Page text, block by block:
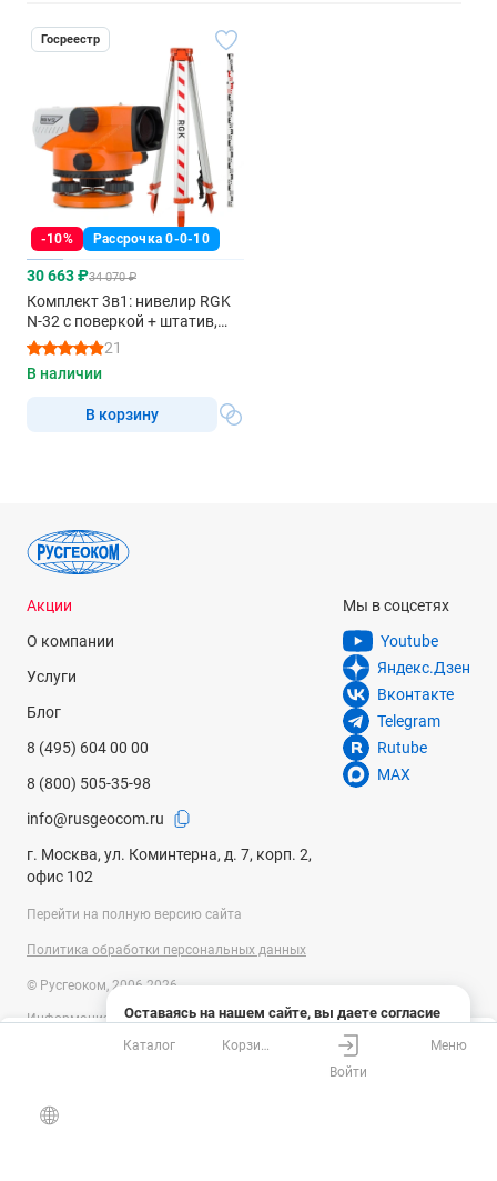
Госреестр
-10% Рассрочка 0-0-10
30 663 ₽34 070 ₽
Комплект 3в1: нивелир RGK
N-32 с поверкой + штатив,
рейка 7м
21
В наличии
В корзину
Оставаясь на нашем сайте, вы даете согласие
на использование файлов cookies и сбор данных
системами веб-аналитики
Акции
О компании
Услуги
Блог
8 (495) 604 00 00
8 (800) 505-35-98
info@rusgeocom.ru
г. Москва, ул. Коминтерна, д. 7, корп. 2,
офис 102
Мы в соцсетях
Youtube
Яндекс.Дзен
Вконтакте
Telegram
Rutube
MAX
Перейти на полную версию сайта
Политика обработки персональных данных
© Русгеоком, 2006-2026
Информация на сайте носит справочный характер и не является
публичной офертой, определяемой положениями Статьи 437
Гражданского кодекса Российской Федерации. Технические
изменены производителем без предварительного уведомления.
Уточняйте информацию у наших менеджеров.
Каталог
Корзина
Войти
Меню